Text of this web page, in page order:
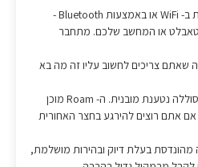
תיהנו מחוויית Sonos ללא תחרות ב- WiFi או באמצעות Bluetooth -
או המחשב שלכם. מתחבר
שאתם צריכים לחשוב עליו זה מה בא
10 שעות עבודה - מופעל על ידי סוללה נטענת מובנית. ה- Roam מוכן
אתם רוצים להירגע בחצר האחורית
מהונדסת בעלת דיוק ובהירות מושלמת,